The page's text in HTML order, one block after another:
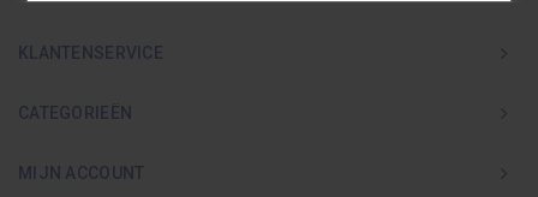
KLANTENSERVICE
CATEGORIEËN
MIJN ACCOUNT